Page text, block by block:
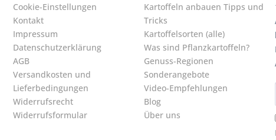
Cookie-Einstellungen
Kontakt
Impressum
Datenschutzerklärung
AGB
Versandkosten und
Lieferbedingungen
Widerrufsrecht
Widerrufsformular
Kartoffeln anbauen Tipps und
Tricks
Kartoffelsorten (alle)
Was sind Pflanzkartoffeln?
Genuss-Regionen
Sonderangebote
Video-Empfehlungen
Blog
Über uns